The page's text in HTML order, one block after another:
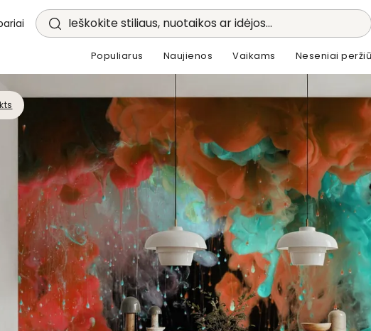
Ieškokite stiliaus, nuotaikos ar idėjos...
Populiarus Naujienos Vaikams Neseniai